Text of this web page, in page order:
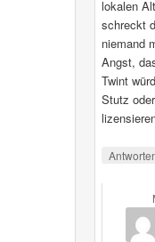
lokalen
schreckt
niemand
Angst,
Twint
Stutz